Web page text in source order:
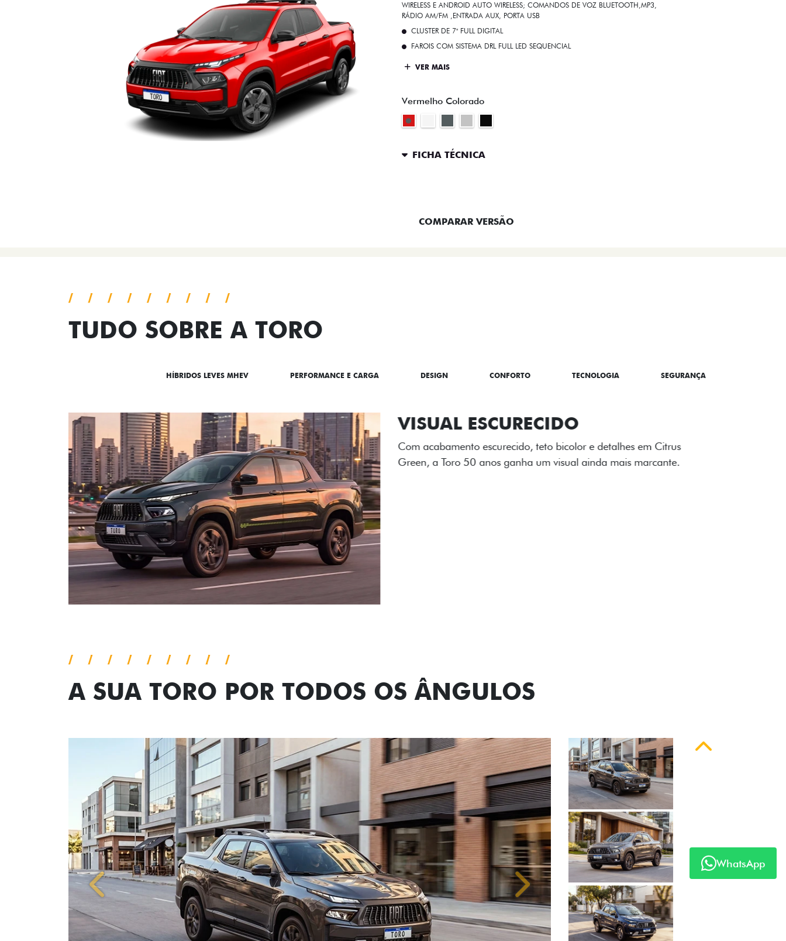
WIRELESS E ANDROID AUTO WIRELESS; COMANDOS DE VOZ BLUETOOTH,MP3,
RÁDIO AM/FM ,ENTRADA AUX, PORTA USB
CLUSTER DE 7" FULL DIGITAL
FAROIS COM SISTEMA DRL FULL LED SEQUENCIAL
VER MAIS
Vermelho Colorado
FICHA TÉCNICA
COMPARAR VERSÃO
TUDO SOBRE A TORO
HÍBRIDOS LEVES MHEV PERFORMANCE E CARGA DESIGN CONFORTO TECNOLOGIA SEGURANÇA
ADESIVOS ESTILIZADOS
Os adesivos aplicados no capô e nas laterais reforçam a identidade
única dessa edição para lá de comemorativa.
A SUA TORO POR TODOS OS ÂNGULOS
Anterior Próximo
Anterior
WhatsApp